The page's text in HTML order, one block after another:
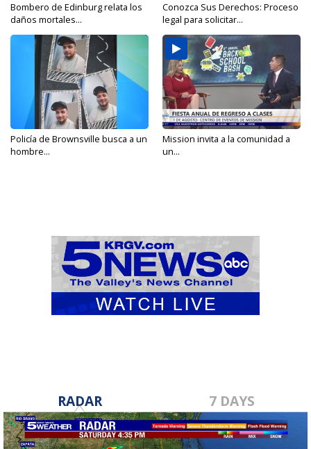
Bombero de Edinburg relata los
daños mortales...
Conozca Sus Derechos: Proceso
legal para solicitar...
Policía de Brownsville busca a un
hombre...
Mission invita a la comunidad a
un...
RADAR 7 DAYS